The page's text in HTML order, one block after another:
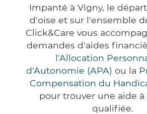
Impanté à Vigny, le
d'oise et sur l'ensemble
Click&Care vous
demandes d'aides
l'Allocation
d'Autonomie (APA) ou la
Compensation du
pour trouver une aide
qualifiée.